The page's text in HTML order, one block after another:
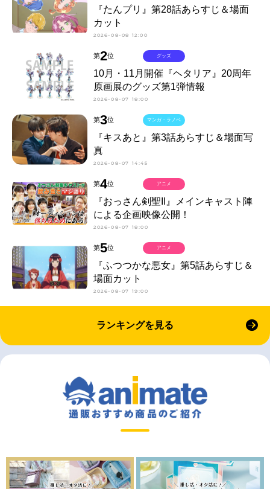
『たんプリ』第28話あらすじ＆場面
カット
2026-08-08 12:00
第2位
10月・11月開催『ヘタリア』20周年
原画展のグッズ第1弾情報
2026-08-07 18:00
グッズ
第3位
『キスあと』第3話あらすじ＆場面写
真
2026-08-07 14:45
マンガ・ラノベ
第4位
『おっさん剣聖II』メインキャスト陣
による企画映像公開！
2026-08-07 18:00
アニメ
第5位
『ふつつかな悪女』第5話あらすじ＆
場面カット
2026-08-07 19:00
アニメ
ランキングを見る